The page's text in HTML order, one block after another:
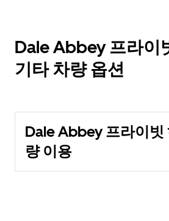
Dale Abbey 프라이
기타 차량 옵션
Dale Abbey 프라이빗
량 이용